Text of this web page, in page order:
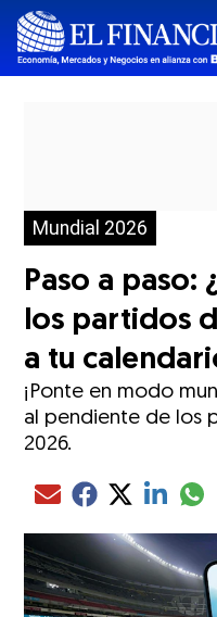
Mundial 2026
Paso a paso:
los partidos
a tu
¡Ponte en modo
al pendiente de los
2026.
Compartir el artículo
Compartir el
Compartir el